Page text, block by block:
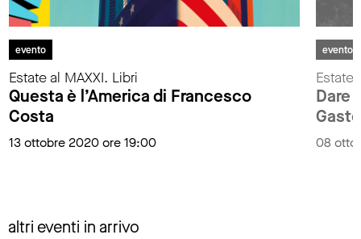
evento
Estate al MAXXI. Libri
Questa è l’America di Francesco
Costa
13 ottobre 2020 ore 19:00
evento
Estate
Dare
08
altri eventi in arrivo